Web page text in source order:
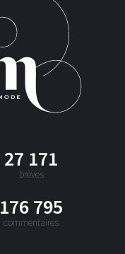
27 171
brèves
176 795
commentaires